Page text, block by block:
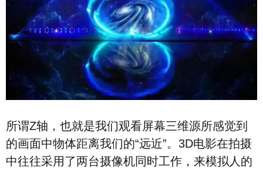
所谓Z轴，也就是我们观看屏幕三维源所感觉到
的画面中物体距离我们的“远近”。3D电影在拍摄
中往往采用了两台摄像机同时工作，来模拟人的